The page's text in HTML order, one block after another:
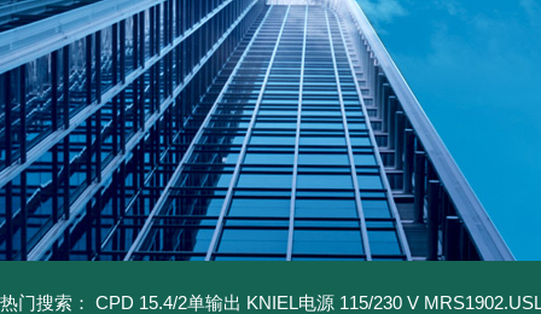
热门搜索： CPD 15.4/2单输出 KNIEL电源 115/230 V